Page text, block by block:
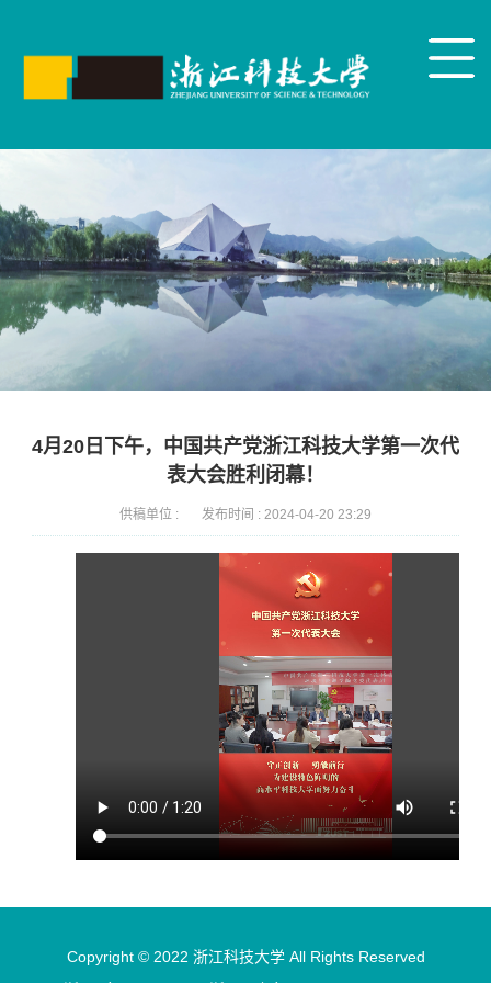
4月20日下午，中国共产党浙江科技大学第一次代
表大会胜利闭幕！
供稿单位 : 发布时间 : 2024-04-20 23:29
Copyright © 2022 浙江科技大学 All Rights Reserved